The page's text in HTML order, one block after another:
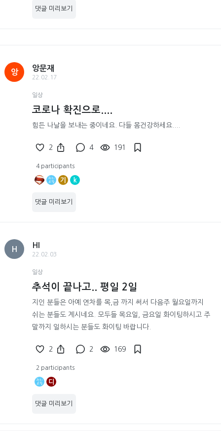
댓글 미리보기
앙
앙문재
22.02.17
일상
코로나 확진으로....
힘든 나날을 보내는 중이네요. 다들 몸건강하세요....
2 4 191
4 participants
기 k
댓글 미리보기
H
HI
22.02.03
일상
추석이 끝나고.. 평일 2일
지인 분들은 아예 연차를 목,금 까지 써서 다음주 월요일까지
쉬는 분들도 계시네요. 모두들 목요일, 금요일 화이팅하시고 주
말까지 일하시는 분들도 화이팅 바랍니다.
2 2 169
2 participants
디
댓글 미리보기